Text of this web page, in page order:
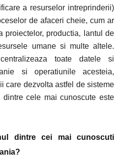
a resurselor intreprinderii)
de afaceri cheie, cum ar
proiectelor, productia, lantul de
umane si multe altele.
toate datele si
si operatiunile acesteia,
care dezvolta astfel de sisteme
dintre cele mai cunoscute este
dintre cei mai cunoscuti